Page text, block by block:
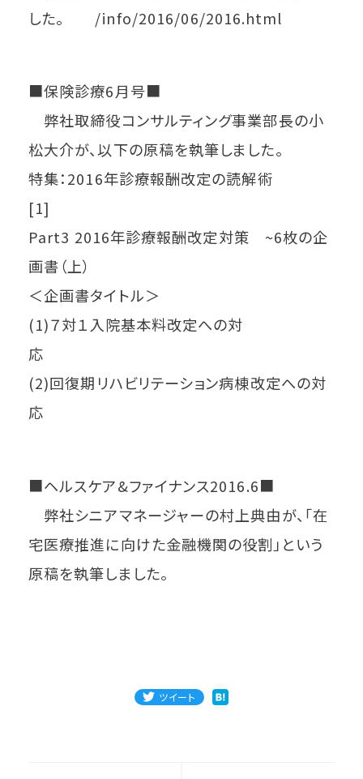
した。 /info/2016/06/2016.html
■保険診療6月号■
弊社取締役コンサルティング事業部長の小
松大介が、以下の原稿を執筆しました。
特集：2016年診療報酬改定の読解術
[1]
Part3 2016年診療報酬改定対策 ~6枚の企
画書（上）
＜企画書タイトル＞
(1)７対１入院基本料改定への対
応
(2)回復期リハビリテーション病棟改定への対
応
■ヘルスケア&ファイナンス2016.6■
弊社シニアマネージャーの村上典由が、「在
宅医療推進に向けた金融機関の役割」という
原稿を執筆しました。
ツイート